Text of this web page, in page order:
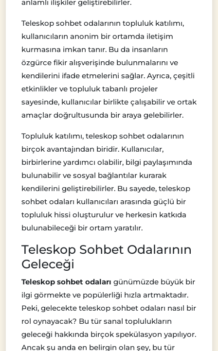
anlamlı ilişkiler geliştirebilirler.
Teleskop sohbet odalarının topluluk katılımı,
kullanıcıların anonim bir ortamda iletişim
kurmasına imkan tanır. Bu da insanların
özgürce fikir alışverişinde bulunmalarını ve
kendilerini ifade etmelerini sağlar. Ayrıca, çeşitli
etkinlikler ve topluluk tabanlı projeler
sayesinde, kullanıcılar birlikte çalışabilir ve ortak
amaçlar doğrultusunda bir araya gelebilirler.
Topluluk katılımı, teleskop sohbet odalarının
birçok avantajından biridir. Kullanıcılar,
birbirlerine yardımcı olabilir, bilgi paylaşımında
bulunabilir ve sosyal bağlantılar kurarak
kendilerini geliştirebilirler. Bu sayede, teleskop
sohbet odaları kullanıcıları arasında güçlü bir
topluluk hissi oluşturulur ve herkesin katkıda
bulunabileceği bir ortam yaratılır.
Teleskop Sohbet Odalarının
Geleceği
Teleskop sohbet odaları günümüzde büyük bir
ilgi görmekte ve popülerliği hızla artmaktadır.
Peki, gelecekte teleskop sohbet odaları nasıl bir
rol oynayacak? Bu tür sanal toplulukların
geleceği hakkında birçok spekülasyon yapılıyor.
Ancak şu anda en belirgin olan şey, bu tür